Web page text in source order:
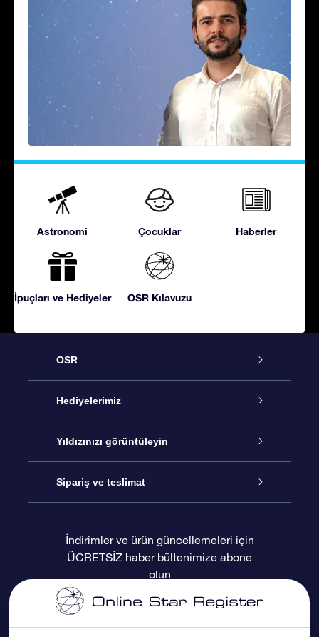
Astronomi Çocuklar Haberler
İpuçları ve Hediyeler OSR Kılavuzu
OSR
Hizmet
İletişim
Blogu
Değerlendirmeler
Hediyelerimiz
Çevrimiçi Yıldız Hediyesi
OSR Hediye Paketi
OSR Hediye Kartı
Kurumsal hediyeler
Yıldızınızı görüntüleyin
Star Register
Kişiselleştirilmiş Yıldız Sayfası
Bir Milyon Yıldız
Sipariş ve teslimat
Ödeme bilgileri
Sevkiyat bilgileri
İndirimler ve ürün güncellemeleri için
ÜCRETSİZ haber bültenimize abone
olun